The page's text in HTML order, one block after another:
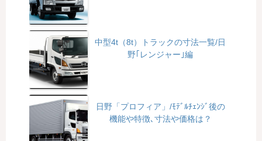
中型4t（8t）トラックの寸法一覧/日
野｢レンジャー｣編
日野「プロフィア」/ﾓﾃﾞﾙﾁｪﾝｼﾞ後の
機能や特徴､寸法や価格は？